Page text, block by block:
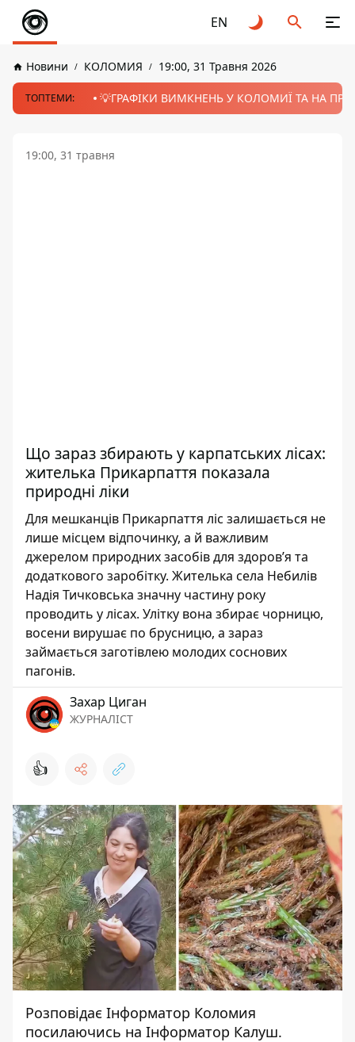
EN
Новини КОЛОМИЯ 19:00, 31 Травня 2026
ТОПТЕМИ: 💡ГРАФІКИ ВИМКНЕНЬ У КОЛОМИЇ ТА НА
19:00, 31 травня
Що зараз збирають у карпатських лісах:
жителька Прикарпаття показала
природні ліки
Для мешканців Прикарпаття ліс залишається не
лише місцем відпочинку, а й важливим
джерелом природних засобів для здоров’я та
додаткового заробітку. Жителька села Небилів
Надія Тичковська значну частину року
проводить у лісах. Улітку вона збирає чорницю,
восени вирушає по брусницю, а зараз
займається заготівлею молодих соснових
пагонів.
Захар Циган
ЖУРНАЛІСТ
👍
Розповідає Інформатор Коломия
посилаючись на Інформатор Калуш.